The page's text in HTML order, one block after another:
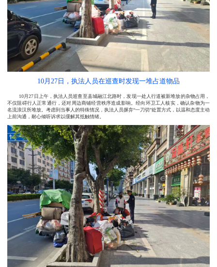
10月27日，执法人员在巡查时发现一堆占道物品
10月27日上午，执法人员巡查至县城融江北路时，发现一处人行道被新堆放的杂物占用，
不仅阻碍行人正常通行，还对周边商铺经营秩序造成影响。经向环卫工人核实，确认杂物为一
名流浪汉所堆放。考虑到当事人的特殊情况，执法人员摒弃“一刀切”处置方式，以温和态度主动
上前沟通，耐心倾听诉求以缓解其抵触情绪。